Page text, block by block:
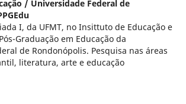
/ Universidade Federal de
I, da UFMT, no Insittuto de Educação e
Graduação em Educação da
de Rondonópolis. Pesquisa nas áreas
literatura, arte e educação